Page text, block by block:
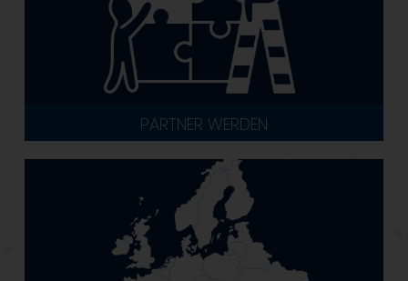
PARTNER WERDEN